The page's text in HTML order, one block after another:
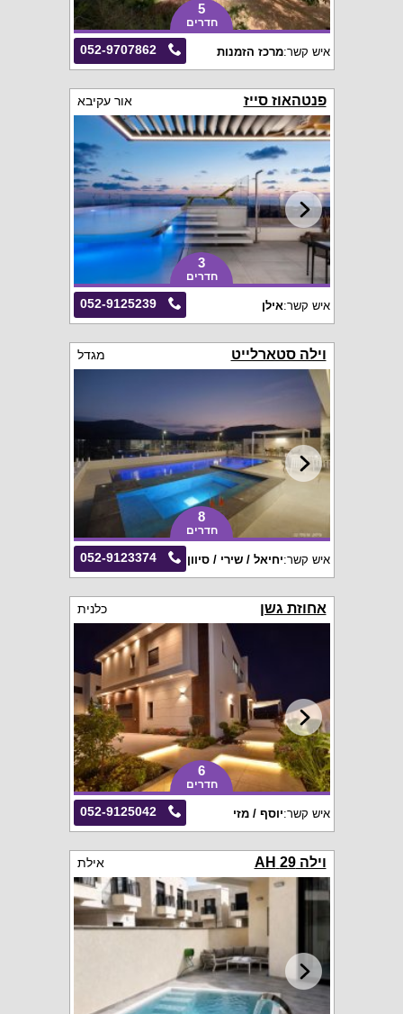
5
חדרים
052-9707862 איש קשר:מרכז הזמנות
פנטהאוז סייז אור עקיבא
3
חדרים
052-9125239 איש קשר:אילן
וילה סטארלייט מגדל
8
חדרים
052-9123374 איש קשר:יחיאל / שירי / סיוון
אחוזת גשן כלנית
6
חדרים
052-9125042 איש קשר:יוסף / מזי
וילה 29 AH אילת